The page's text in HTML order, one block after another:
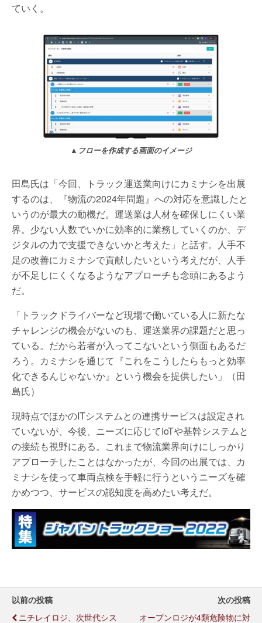
ていく。
▲フローを作成する画面のイメージ
田島氏は「今回、トラック運送業向けにカミナシを出展
するのは、『物流の2024年問題』への対応を意識したと
いうのが最大の動機だ。運送業は人材を確保しにくい業
界。少ない人数でいかに効率的に業務していくのか、デ
ジタルの力で支援できないかと考えた」と話す。人手不
足の改善にカミナシで貢献したいという考えだが、人手
が不足しにくくなるようなアプローチも念頭にあるよう
だ。
「トラックドライバーなど現場で働いている人に新たな
チャレンジの機会がないのも、運送業界の課題だと思っ
ている。だから若者が入ってこないという側面もあるだ
ろう。カミナシを通じて『これをこうしたらもっと効率
化できるんじゃないか』という機会を提供したい」（田
島氏）
現時点でほかのITシステムとの連携サービスは設定され
ていないが、今後、ニーズに応じてIoTや基幹システムと
の接続も視野にある。これまで物流業界向けにしっかり
アプローチしたことはなかったが、今回の出展では、カ
ミナシを使って車両点検を手軽に行うというニーズを確
かめつつ、サービスの認知度を高めたい考えだ。
以前の投稿
ニチレイロジ、次世代シス
次の投稿
オープンロジが4類危険物に対